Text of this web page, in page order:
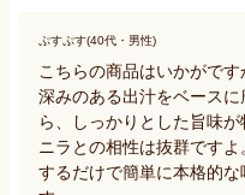
ぷすぷす(40代・男性)
こちらの商品はいかがで
深みのある出汁をベース
ら、しっかりとした旨味
ニラとの相性は抜群です
するだけで簡単に本格的